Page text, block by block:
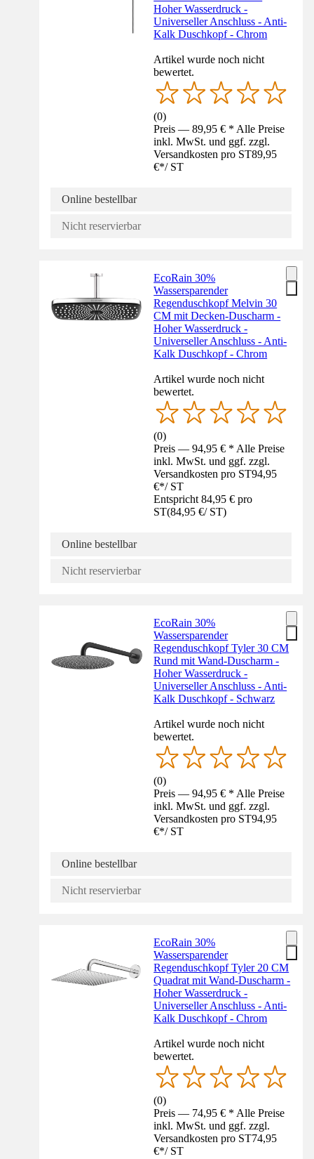
Hoher Wasserdruck -
Universeller Anschluss - Anti-
Kalk Duschkopf - Chrom
Artikel wurde noch nicht
bewertet.
(0)
Preis — 89,95 € * Alle Preise
inkl. MwSt. und ggf. zzgl.
Versandkosten pro ST89,95
€*/ ST
Online bestellbar
Nicht reservierbar
EcoRain 30%
Wassersparender
Regenduschkopf Melvin 30
CM mit Decken-Duscharm -
Hoher Wasserdruck -
Universeller Anschluss - Anti-
Kalk Duschkopf - Chrom
Artikel wurde noch nicht
bewertet.
(0)
Preis — 94,95 € * Alle Preise
inkl. MwSt. und ggf. zzgl.
Versandkosten pro ST94,95
€*/ ST
Entspricht 84,95 € pro
ST(84,95 €/ ST)
Online bestellbar
Nicht reservierbar
EcoRain 30%
Wassersparender
Regenduschkopf Tyler 30 CM
Rund mit Wand-Duscharm -
Hoher Wasserdruck -
Universeller Anschluss - Anti-
Kalk Duschkopf - Schwarz
Artikel wurde noch nicht
bewertet.
(0)
Preis — 94,95 € * Alle Preise
inkl. MwSt. und ggf. zzgl.
Versandkosten pro ST94,95
€*/ ST
Online bestellbar
Nicht reservierbar
EcoRain 30%
Wassersparender
Regenduschkopf Tyler 20 CM
Quadrat mit Wand-Duscharm -
Hoher Wasserdruck -
Universeller Anschluss - Anti-
Kalk Duschkopf - Chrom
Artikel wurde noch nicht
bewertet.
(0)
Preis — 74,95 € * Alle Preise
inkl. MwSt. und ggf. zzgl.
Versandkosten pro ST74,95
€*/ ST